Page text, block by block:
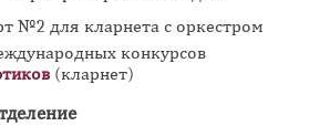
№2 для кларнета с оркестром
конкурсов
(кларнет)